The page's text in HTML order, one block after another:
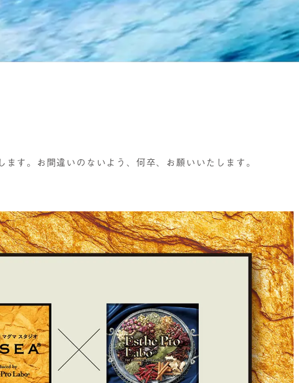
す。お間違いのないよう、何卒、お願いいたします。